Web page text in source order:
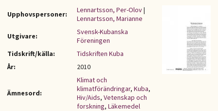
Upphovspersoner: Lennartsson, Per-Olov|
Lennartsson, Marianne
Utgivare:
Svensk-Kubanska
Föreningen
Tidskrift/källa:
Tidskriften Kuba
År:
2010
Ämnesord:
Klimat och
klimatförändringar, Kuba,
Hiv/Aids, Vetenskap och
forskning, Läkemedel